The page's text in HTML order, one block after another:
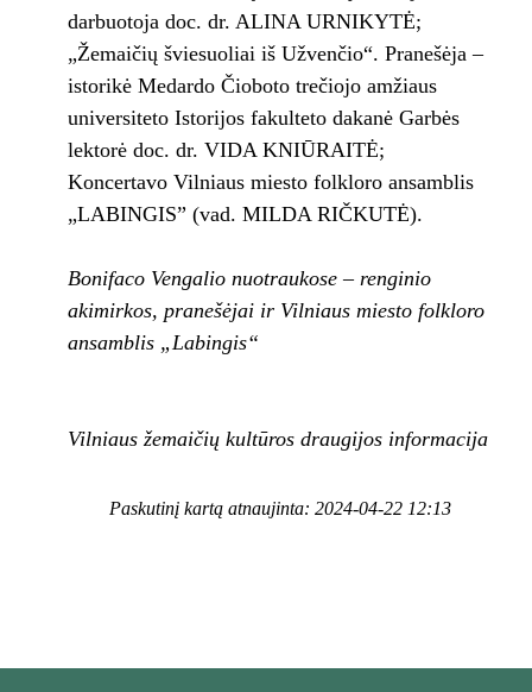
darbuotoja doc. dr. ALINA URNIKYTĖ;
„Žemaičių šviesuoliai iš Užvenčio“. Pranešėja –
istorikė Medardo Čioboto trečiojo amžiaus
universiteto Istorijos fakulteto dakanė Garbės
lektorė doc. dr. VIDA KNIŪRAITĖ;
Koncertavo Vilniaus miesto folkloro ansamblis
„LABINGIS” (vad. MILDA RIČKUTĖ).
Bonifaco Vengalio nuotraukose – renginio
akimirkos, pranešėjai ir Vilniaus miesto folkloro
ansamblis „Labingis“
Vilniaus žemaičių kultūros draugijos informacija
Paskutinį kartą atnaujinta: 2024-04-22 12:13